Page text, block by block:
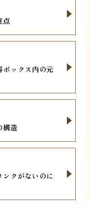
点
ックス内の元
構造
クがないのに